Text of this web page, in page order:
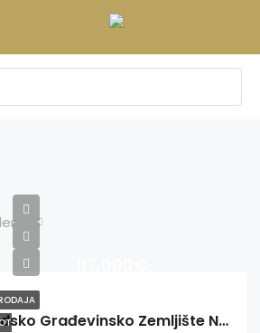
Na Prodaju Gradsko Građevinsko Zemljište Na Zlatiboru